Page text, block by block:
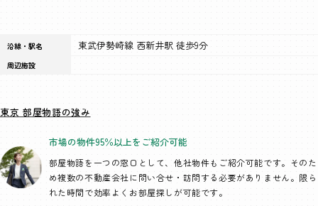
沿線・駅名 東武伊勢崎線 西新井駅 徒歩9分
周辺施設
東京 部屋物語の強み
市場の物件95％以上を ご紹介可能
部屋物語を一つの窓口として、他社物件もご紹介可能です。そのた
め複数の不動産会社に問い合せ・訪問する必要がありません。限ら
れた時間で効率よくお部屋探しが可能です。